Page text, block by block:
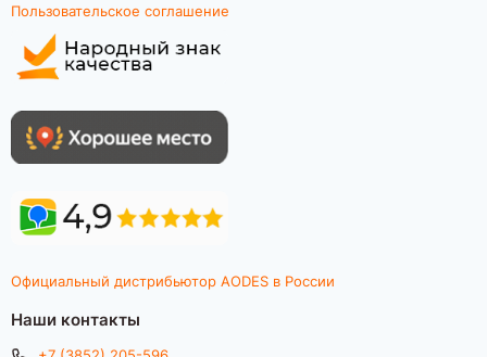
Пользовательское соглашение
Официальный дистрибьютор AODES в России
Наши контакты